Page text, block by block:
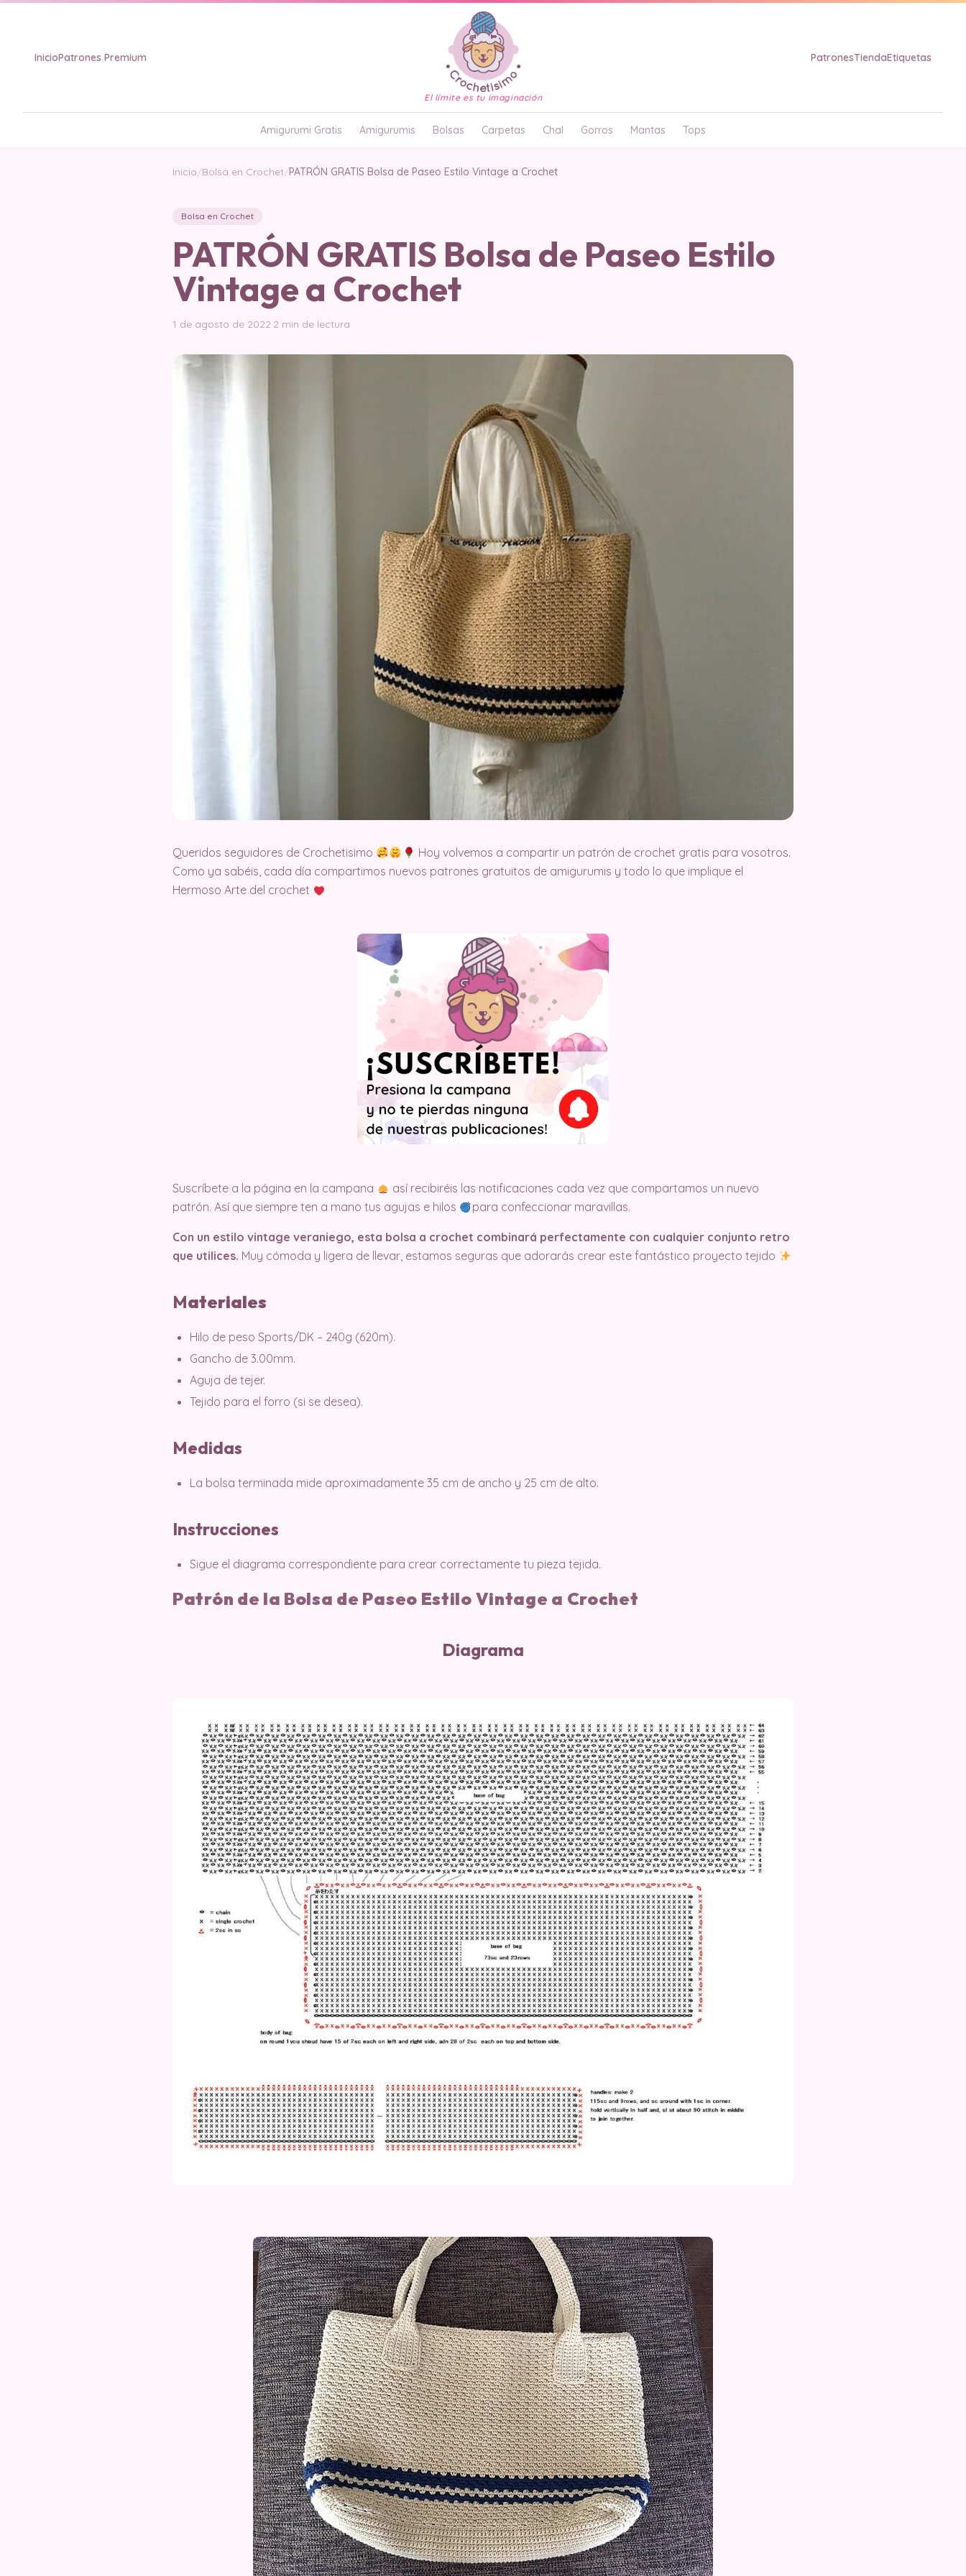
InicioPatrones Premium
El límite es tu imaginación
PatronesTiendaEtiquetas
Amigurumi Gratis Amigurumis Bolsas Carpetas Chal Gorros Mantas Tops
Inicio/Bolsa en Crochet/PATRÓN GRATIS Bolsa de Paseo Estilo Vintage a Crochet
Bolsa en Crochet
PATRÓN GRATIS Bolsa de Paseo Estilo
Vintage a Crochet
1 de agosto de 2022·2 min de lectura
Queridos seguidores de Crochetisimo
Hoy volvemos a compartir un patrón de crochet gratis para vosotros.
Como ya sabéis, cada día compartimos nuevos patrones gratuitos de amigurumis y todo lo que implique el
Hermoso Arte del crochet
Suscríbete a la página en la campana
así recibiréis las notificaciones cada vez que compartamos un nuevo
patrón. Así que siempre ten a mano tus agujas e hilos
para confeccionar maravillas.
Con un estilo vintage veraniego, esta bolsa a crochet combinará perfectamente con cualquier conjunto retro
que utilices. Muy cómoda y ligera de llevar, estamos seguras que adorarás crear este fantástico proyecto tejido
Materiales
Hilo de peso Sports/DK – 240g (620m).
Gancho de 3.00mm.
Aguja de tejer.
Tejido para el forro (si se desea).
Medidas
La bolsa terminada mide aproximadamente 35 cm de ancho y 25 cm de alto.
Instrucciones
Sigue el diagrama correspondiente para crear correctamente tu pieza tejida.
Patrón de la Bolsa de Paseo Estilo Vintage a Crochet
Diagrama